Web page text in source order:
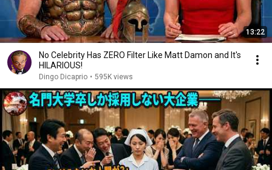
13:22
No Celebrity Has ZERO Filter Like Matt Damon and It's
HILARIOUS!
Dingo Dicaprio • 595K views